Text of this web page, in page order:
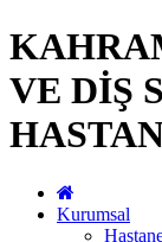
VE DİŞ
Kurumsal